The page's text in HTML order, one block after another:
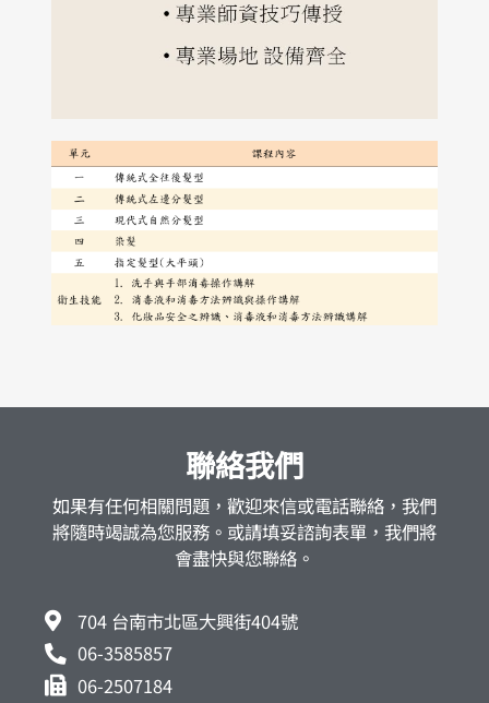
聯絡我們
如果有任何相關問題，歡迎來信或電話聯絡，我們
將隨時竭誠為您服務。或請填妥諮詢表單，我們將
會盡快與您聯絡。
704 台南市北區大興街404號
06-3585857
06-2507184